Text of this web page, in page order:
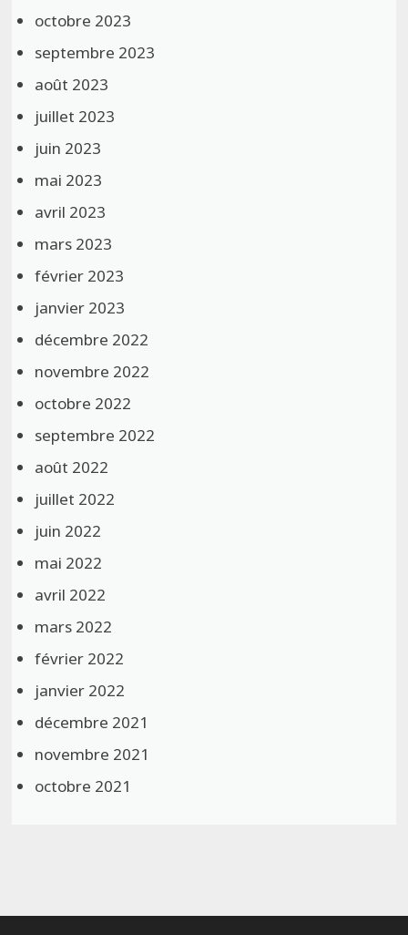
octobre 2023
septembre 2023
août 2023
juillet 2023
juin 2023
mai 2023
avril 2023
mars 2023
février 2023
janvier 2023
décembre 2022
novembre 2022
octobre 2022
septembre 2022
août 2022
juillet 2022
juin 2022
mai 2022
avril 2022
mars 2022
février 2022
janvier 2022
décembre 2021
novembre 2021
octobre 2021